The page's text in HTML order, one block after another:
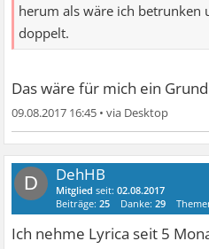
herum als wäre ich betrunken
doppelt.
Das wäre für mich ein
09.08.2017 16:45 •
D DehHB
Mitglied seit:02.08.2017
Beiträge:25 Danke:29
Ich nehme Lyrica seit 5